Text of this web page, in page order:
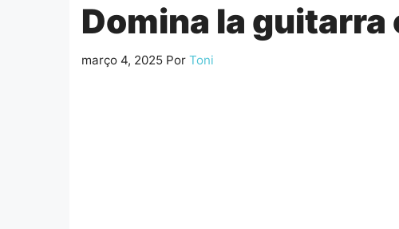
Domina la
março 4, 2025 Por Toni